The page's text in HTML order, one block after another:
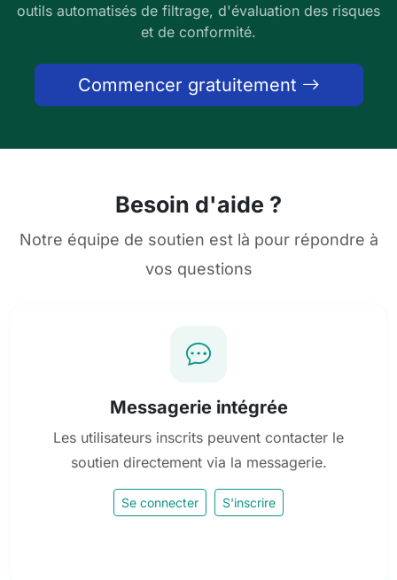
outils automatisés de filtrage, d'évaluation des risques
et de conformité.
Commencer gratuitement
Besoin d'aide ?
Notre équipe de soutien est là pour répondre à
vos questions
Messagerie intégrée
Les utilisateurs inscrits peuvent contacter le
soutien directement via la messagerie.
Se connecter S'inscrire